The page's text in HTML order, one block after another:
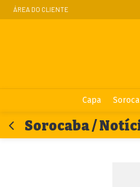
ÁREA DO CLIENTE
Capa
Sorocaba /